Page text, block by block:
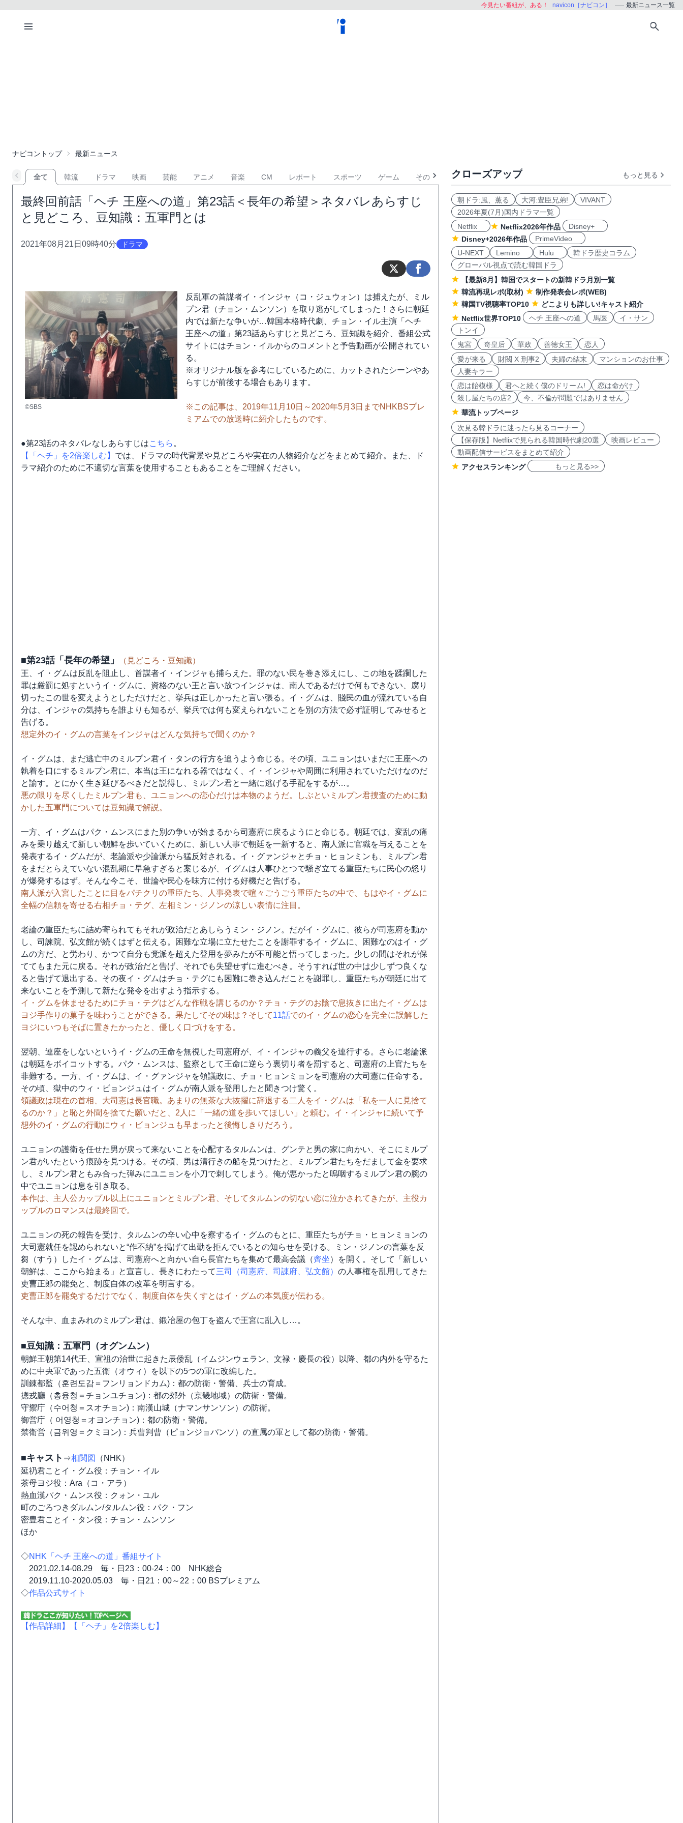
今見たい番組が、ある！ navicon［ナビコン］ 最新ニュース一覧
ナビコントップ 最新ニュース
全て 韓流 ドラマ 映画 芸能 アニメ 音楽 CM レポート スポーツ ゲーム その他
最終回前話「ヘチ 王座への道」第23話＜長年の希望＞ネタバレあらすじ
と見どころ、豆知識：五軍門とは
2021年08月21日09時40分 ドラマ
©SBS
反乱軍の首謀者イ・インジャ（コ・ジュウォン）は捕えたが、ミル
プン君（チョン・ムンソン）を取り逃がしてしまった！さらに朝廷
内では新たな争いが…韓国本格時代劇、チョン・イル主演「ヘチ
王座への道」第23話あらすじと見どころ、豆知識を紹介、番組公式
サイトにはチョン・イルからのコメントと予告動画が公開されてい
る。
※オリジナル版を参考にしているために、カットされたシーンやあ
らすじが前後する場合もあります。
※この記事は、2019年11月10日～2020年5月3日までNHKBSプレ
ミアムでの放送時に紹介したものです。
●第23話のネタバレなしあらすじはこちら 。
【「ヘチ」を2倍楽しむ】 では、ドラマの時代背景や見どころや実在の人物紹介などをまとめて紹介。また、ド
ラマ紹介のために不適切な言葉を使用することもあることをご理解ください。
■第23話「長年の希望」
（見どころ・豆知識）
王、イ・グムは反乱を阻止し、首謀者イ・インジャも捕らえた。罪のない民を巻き添えにし、この地を蹂躙した
罪は厳罰に処すというイ・グムに、資格のない王と言い放つインジャは、南人であるだけで何もできない、腐り
切ったこの世を変えようとしただけだと、挙兵は正しかったと言い張る。イ・グムは、賤民の血が流れている自
分は、インジャの気持ちを誰よりも知るが、挙兵では何も変えられないことを別の方法で必ず証明してみせると
告げる。
想定外のイ・グムの言葉をインジャはどんな気持ちで聞くのか？
イ・グムは、まだ逃亡中のミルプン君イ・タンの行方を追うよう命じる。その頃、ユニョンはいまだに王座への
執着を口にするミルプン君に、本当は王になれる器ではなく、イ・インジャや周囲に利用されていただけなのだ
と諭す。とにかく生き延びるべきだと説得し、ミルプン君と一緒に逃げる手配をするが…。
悪の限りを尽くしたミルプン君も、ユニョンへの恋心だけは本物のようだ。しぶといミルプン君捜査のために動
かした五軍門については豆知識で解説。
一方、イ・グムはパク・ムンスにまた別の争いが始まるから司憲府に戻るようにと命じる。朝廷では、変乱の痛
みを乗り越えて新しい朝鮮を歩いていくために、新しい人事で朝廷を一新すると、南人派に官職を与えることを
発表するイ・グムだが、老論派や少論派から猛反対される。イ・グァンジャとチョ・ヒョンミンも、ミルプン君
をまだとらえていない混乱期に早急すぎると案じるが、イグムは人事ひとつで騒ぎ立てる重臣たちに民心の怒り
が爆発するはず。そんな今こそ、世論や民心を味方に付ける好機だと告げる。
南人派が入宮したことに目をパチクリの重臣たち。人事発表で喧々ごうごう重臣たちの中で、もはやイ・グムに
全幅の信頼を寄せる右相チョ・テグ、左相ミン・ジノンの涼しい表情に注目。
老論の重臣たちに詰め寄られてもそれが政治だとあしらうミン・ジノン。だがイ・グムに、彼らが司憲府を動か
し、司諫院、弘文館が続くはずと伝える。困難な立場に立たせたことを謝罪するイ・グムに、困難なのはイ・グ
ムの方だ、と労わり、かつて自分も党派を超えた登用を夢みたが不可能と悟ってしまった。少しの間はそれが保
ててもまた元に戻る。それが政治だと告げ、それでも失望せずに進むべき。そうすれば世の中は少しずつ良くな
ると告げて退出する。その夜イ・グムはチョ・テグにも困難に巻き込んだことを謝罪し、重臣たちが朝廷に出て
来ないことを予測して新たな発令を出すよう指示する。
イ・グムを休ませるためにチョ・テグはどんな作戦を講じるのか？チョ・テグのお陰で息抜きに出たイ・グムは
ヨジ手作りの菓子を味わうことができる。果たしてその味は？そして11話でのイ・グムの恋心を完全に誤解した
ヨジにいつもそばに置きたかったと、優しく口づけをする。
翌朝、連座をしないというイ・グムの王命を無視した司憲府が、イ・インジャの義父を連行する。さらに老論派
は朝廷をボイコットする。パク・ムンスは、監察として王命に逆らう裏切り者を罰すると、司憲府の上官たちを
非難する。一方、イ・グムは、イ・グァンジャを領議政に、チョ・ヒョンミョンを司憲府の大司憲に任命する。
その頃、獄中のウィ・ビョンジュはイ・グムが南人派を登用したと聞きつけ驚く。
領議政は現在の首相、大司憲は長官職。あまりの無茶な大抜擢に辞退する二人をイ・グムは「私を一人に見捨て
るのか？」と恥と外聞を捨てた願いだと、2人に「一緒の道を歩いてほしい」と頼む。イ・インジャに続いて予
想外のイ・グムの行動にウィ・ビョンジュも早まったと後悔しきりだろう。
ユニョンの護衛を任せた男が戻って来ないことを心配するタルムンは、グンテと男の家に向かい、そこにミルプ
ン君がいたという痕跡を見つける。その頃、男は清行きの船を見つけたと、ミルプン君たちをだまして金を要求
し、ミルプン君ともみ合った弾みにユニョンを小刀で刺してしまう。俺が悪かったと嗚咽するミルプン君の腕の
中でユニョンは息を引き取る。
本作は、主人公カップル以上にユニョンとミルプン君、そしてタルムンの切ない恋に泣かされてきたが、主役カ
ップルのロマンスは最終回で。
ユニョンの死の報告を受け、タルムンの辛い心中を察するイ・グムのもとに、重臣たちがチョ・ヒョンミョンの
大司憲就任を認められないと“作不納”を掲げて出勤を拒んでいるとの知らせを受ける。ミン・ジノンの言葉を反
芻（すう）したイ・グムは、司憲府へと向かい自ら長官たちを集めて最高会議（齊坐）を開く。そして「新しい
朝鮮は、ここから始まる」と宣言し、長きにわたって三司（司憲府、司諌府、弘文館） の人事権を乱用してきた
吏曹正郞の罷免と、制度自体の改革を明言する。
吏曹正郞を罷免するだけでなく、制度自体を失くすとはイ・グムの本気度が伝わる。
そんな中、血まみれのミルプン君は、鍛冶屋の包丁を盗んで王宮に乱入し…。
■豆知識：五軍門（オグンムン）
朝鮮王朝第14代壬、宣祖の治世に起きた辰倭乱（イムジンウェラン、文禄・慶長の役）以降、都の内外を守るた
めに中央軍であった五衛（オウィ）を以下の5つの軍に改編した。
訓錬都監（훈련도감＝フンリョンドカム)：都の防衛・警備、兵士の育成。
摠戎廳（총융청＝チョンユチョン)：都の郊外（京畿地域）の防衛・警備。
守禦庁（수어청＝スオチョン)：南漢山城（ナマンサンソン）の防衛。
御営庁（ 어영청＝オヨンチョン)：都の防衛・警備。
禁衛営（금위영＝クミヨン)：兵曹判曹（ピョンジョパンソ）の直属の軍として都の防衛・警備。
■キャスト ⇒相関図
（NHK）
延礽君ことイ・グム役：チョン・イル
茶母ヨジ役：Ara（コ・アラ）
熱血漢パク・ムンス役：クォン・ユル
町のごろつきダルムン/タルムン役：パク・フン
密豊君ことイ・タン役：チョン・ムンソン
ほか
◇NHK「ヘチ 王座への道」番組サイト
2021.02.14-08.29 毎・日23：00-24：00 NHK総合
2019.11.10-2020.05.03 毎・日21：00～22：00 BSプレミアム
◇作品公式サイト
【作品詳細】 【「ヘチ」を2倍楽しむ】
クローズアップ もっと見る
朝ドラ:風、薫る 大河:豊臣兄弟!
VIVANT
2026年夏(7月)国内ドラマ一覧
Netflix
Netflix2026年作品
Disney+
Disney+2026年作品
PrimeVideo
U-NEXT
Lemino Hulu
韓ドラ歴史コラム
グローバル視点で読む韓国ドラ
【最新8月】韓国でスタートの新韓ドラ月別一覧
韓流再現レポ(取材)
制作発表会レポ(WEB)
韓国TV視聴率TOP10
どこよりも詳しい!キャスト紹介
Netflix世界TOP10
ヘチ 王座への道 馬医
イ・サン
トンイ
鬼宮
奇皇后 華政 善徳女王
恋人
愛が来る
財閥 X 刑事2 夫婦の結末
マンションのお仕事
人妻キラー
恋は飴模様
君へと続く僕のドリーム!
恋は命がけ
殺し屋たちの店2
今、不倫が問題ではありません
華流トップページ
次見る韓ドラに迷ったら見るコーナー
【保存版】Netflixで見られる韓国時代劇20選
映画レビュー
動画配信サービスをまとめて紹介
アクセスランキング
もっと見る>>